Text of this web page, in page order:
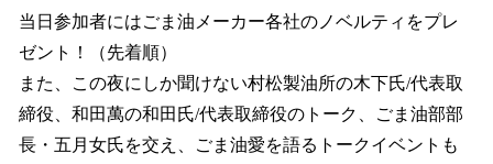
当日参加者にはごま油メーカー各社のノベルティをプレ
ゼント！（先着順）
また、この夜にしか聞けない村松製油所の木下氏/代表取
締役、和田萬の和田氏/代表取締役のトーク、ごま油部部
長・五月女氏を交え、ごま油愛を語るトークイベントも